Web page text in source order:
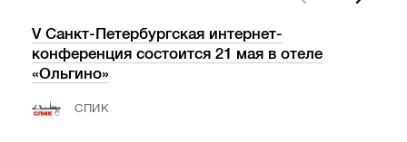
V Санкт-Петербургская интернет-
конференция состоится 21 мая в отеле
«Ольгино»
СПИК